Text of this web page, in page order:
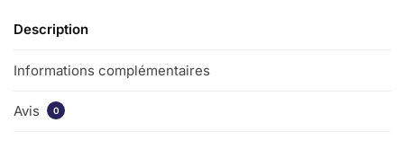
Description
Informations complémentaires
Avis 0